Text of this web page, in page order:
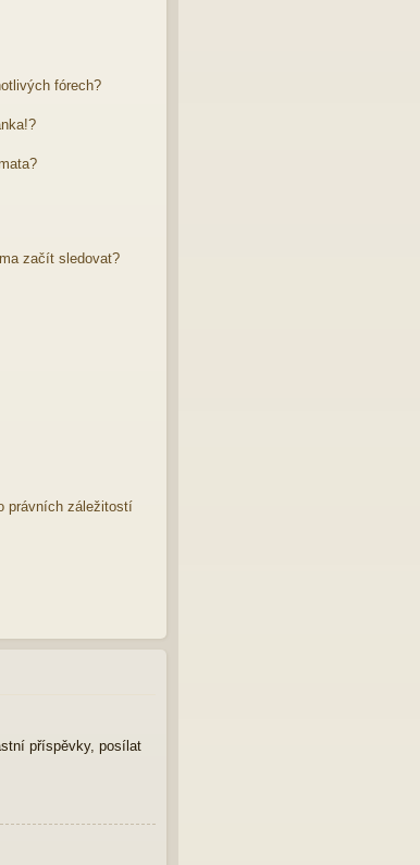
fórech?
začít sledovat?
právních záležitostí
příspěvky, posílat